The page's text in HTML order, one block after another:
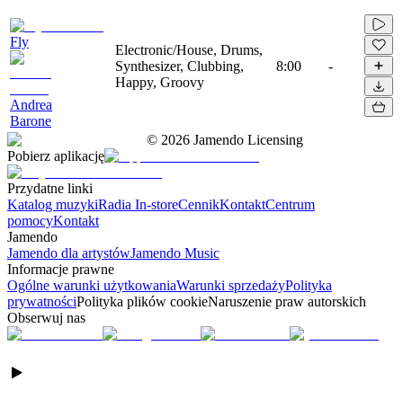
Fly
Andrea
Barone
Electronic/House, Drums,
Synthesizer, Clubbing,
Happy, Groovy
8:00 -
© 2026 Jamendo Licensing
Pobierz aplikację
Przydatne linki
Katalog muzykiRadia In-storeCennikKontaktCentrum
pomocyKontakt
Jamendo
Jamendo dla artystówJamendo Music
Informacje prawne
Ogólne warunki użytkowaniaWarunki sprzedażyPolityka
prywatnościPolityka plików cookieNaruszenie praw autorskich
Obserwuj nas